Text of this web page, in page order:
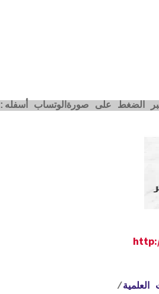
الضغط على صورةالوتساب أسفله:
العلمية/